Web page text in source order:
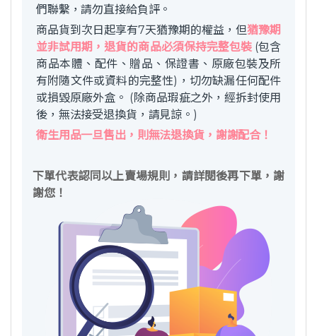
們聯繫，請勿直接給負評。
商品貨到次日起享有7天猶豫期的權益，但猶豫期
並非試用期，退貨的商品必須保持完整包裝(包含
商品本體、配件、贈品、保證書、原廠包裝及所
有附隨文件或資料的完整性)，切勿缺漏任何配件
或損毀原廠外盒。 (除商品瑕疵之外，經拆封使用
後，無法接受退換貨，請見諒。)
衛生用品一旦售出，則無法退換貨，謝謝配合！
下單代表認同以上賣場規則，請詳閱後再下單，謝
謝您！